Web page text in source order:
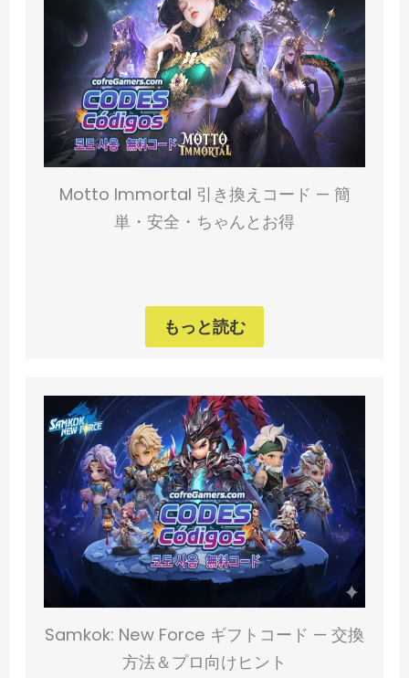
Motto Immortal 引き換えコード — 簡
単・安全・ちゃんとお得
もっと読む
Samkok: New Force ギフトコード — 交換
方法＆プロ向けヒント